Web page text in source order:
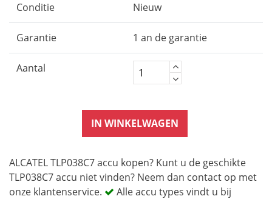
Conditie Nieuw
Garantie 1 an de garantie
Aantal
IN WINKELWAGEN
ALCATEL TLP038C7 accu kopen? Kunt u de geschikte
TLP038C7 accu niet vinden? Neem dan contact op met
onze klantenservice.
Alle accu types vindt u bij